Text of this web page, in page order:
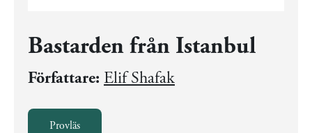
Bastarden från Istanbul
Författare: Elif Shafak
Provläs